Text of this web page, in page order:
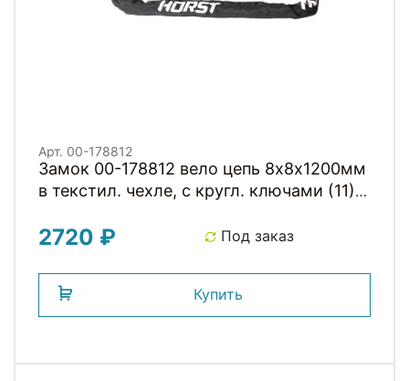
Арт. 00-178812
Замок 00-178812 вело цепь 8х8х1200мм
в текстил. чехле, с кругл. ключами (11)
2720 ₽ Под заказ
Купить